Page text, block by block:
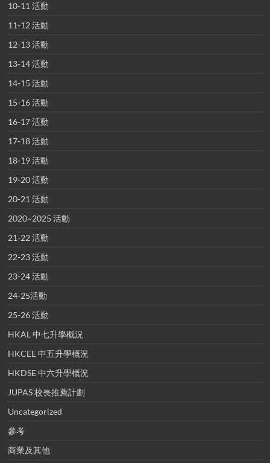
10-11 活動
11-12 活動
12-13 活動
13-14 活動
14-15 活動
15-16 活動
16-17 活動
17-18 活動
18-19 活動
19-20 活動
20-21 活動
2020~2025 活動
21-22 活動
22-23 活動
23-24 活動
24-25活動
25-26 活動
HKAL 中七升學概況
HKCEE 中五升學概況
HKDSE 中六升學概況
JUPAS 校長推薦計劃
Uncategorized
參考
商業及其他